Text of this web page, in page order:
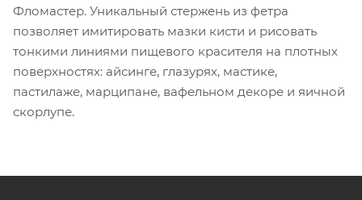
Фломастер. Уникальный стержень из фетра
позволяет имитировать мазки кисти и рисовать
тонкими линиями пищевого красителя на плотных
поверхностях: айсинге, глазурях, мастике,
пастилаже, марципане, вафельном декоре и яичной
скорлупе.